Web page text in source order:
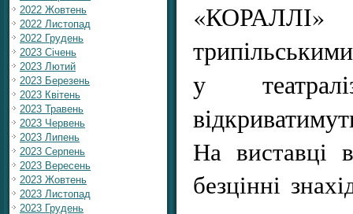
2022 Жовтень
2022 Листопад
2022 Грудень
2023 Січень
2023 Лютий
2023 Березень
2023 Квітень
2023 Травень
2023 Червень
2023 Липень
2023 Серпень
2023 Вересень
2023 Жовтень
2023 Листопад
2023 Грудень
у
На виставці
безцінні